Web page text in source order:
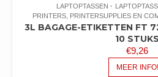
LAPTOPTASSEN
PRINTERS, PRINTERSUPPLIES EN
3L BAGAGE-ETIKETTEN FT
10 STUKS
€9,26
MEER INFO!